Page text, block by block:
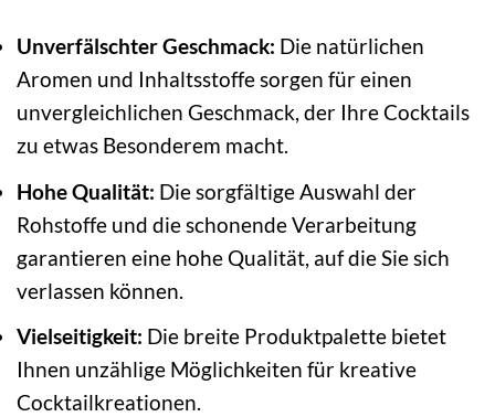
Unverfälschter Geschmack: Die natürlichen
Aromen und Inhaltsstoffe sorgen für einen
unvergleichlichen Geschmack, der Ihre Cocktails
zu etwas Besonderem macht.
Hohe Qualität: Die sorgfältige Auswahl der
Rohstoffe und die schonende Verarbeitung
garantieren eine hohe Qualität, auf die Sie sich
verlassen können.
Vielseitigkeit: Die breite Produktpalette bietet
Ihnen unzählige Möglichkeiten für kreative
Cocktailkreationen.